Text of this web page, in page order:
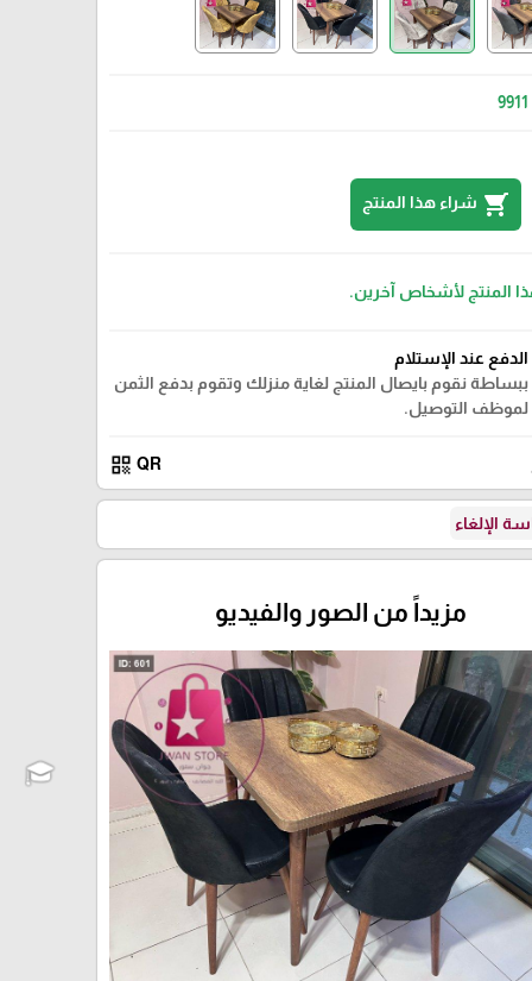
9911
shopping_cart شراء هذا المنتج
المنتج لأشخاص آخرين.
الدفع عند الإستلام
ببساطة نقوم بايصال المنتج لغاية منزلك وتقوم بدفع الثمن
لموظف التوصيل.
QR
qr_code
الإلغاء
مزيداً من الصور والفيديو